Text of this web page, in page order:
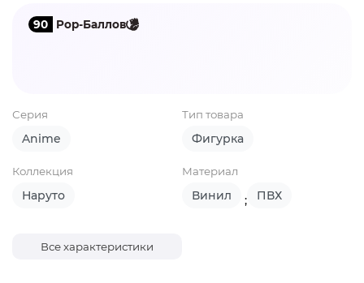
90 Pop-Баллов
Серия
Anime
Тип товара
Фигурка
Коллекция
Наруто
Материал
Винил ; ПВХ
Все характеристики